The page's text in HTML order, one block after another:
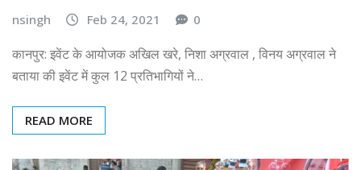
nsingh Feb 24, 2021 0
कानपुर: इवेंट के आयोजक अखिल खरे, निशा अग्रवाल , विनय अग्रवाल ने
बताया की इवेंट में कुल 12 प्रतिभागियों ने…
READ MORE